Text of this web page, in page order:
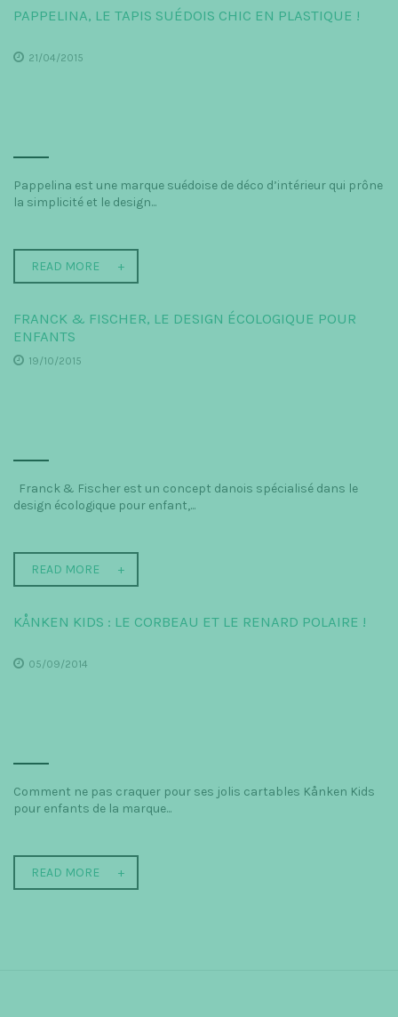
PAPPELINA, LE TAPIS SUÉDOIS CHIC EN PLASTIQUE !
21/04/2015
Pappelina est une marque suédoise de déco d’intérieur qui prône
la simplicité et le design...
READ MORE
FRANCK & FISCHER, LE DESIGN ÉCOLOGIQUE POUR
ENFANTS
19/10/2015
Franck & Fischer est un concept danois spécialisé dans le
design écologique pour enfant,...
READ MORE
KÅNKEN KIDS : LE CORBEAU ET LE RENARD POLAIRE !
05/09/2014
Comment ne pas craquer pour ses jolis cartables Kånken Kids
pour enfants de la marque...
READ MORE